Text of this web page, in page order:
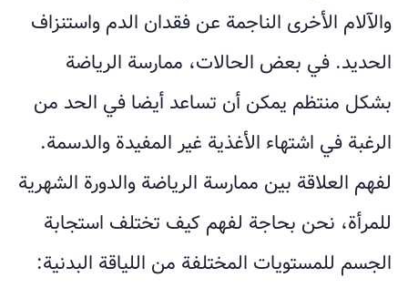
والآلام الأخرى الناجمة عن فقدان الدم واستنزاف
الحديد. في بعض الحالات، ممارسة الرياضة
بشكل منتظم يمكن أن تساعد أيضا في الحد من
الرغبة في اشتهاء الأغذية غير المفيدة والدسمة.
لفهم العلاقة بين ممارسة الرياضة والدورة الشهرية
للمرأة، نحن بحاجة لفهم كيف تختلف استجابة
الجسم للمستويات المختلفة من اللياقة البدنية: